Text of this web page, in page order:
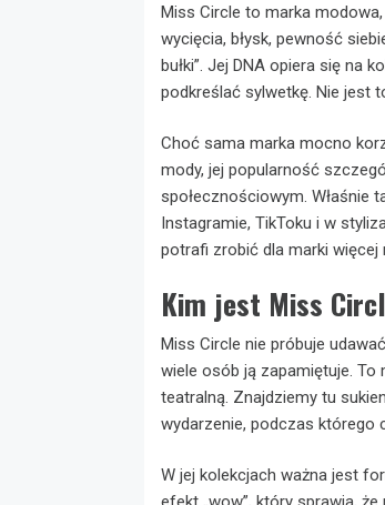
Miss Circle to marka
wycięcia, błysk, pewność
bułki”. Jej DNA opiera się na
podkreślać sylwetkę. Nie jest
Choć sama marka mocno
mody, jej popularność
społecznościowym. Właśnie
Instagramie, TikToku i w
potrafi zrobić dla marki więcej
Kim jest Miss
Miss Circle nie próbuje
wiele osób ją zapamiętuje. To
teatralną. Znajdziemy tu
wydarzenie, podczas którego
W jej kolekcjach ważna jest